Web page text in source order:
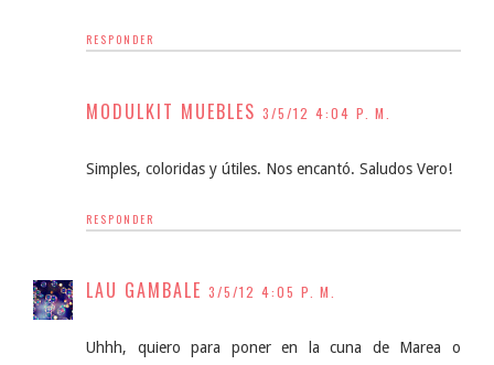
RESPONDER
MODULKIT MUEBLES 3/5/12 4:04 P. M.
Simples, coloridas y útiles. Nos encantó. Saludos Vero!
RESPONDER
LAU GAMBALE 3/5/12 4:05 P. M.
Uhhh, quiero para poner en la cuna de Marea o